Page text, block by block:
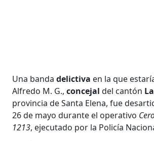
Una bandadelictiva en la que
Alfredo M. G.,concejaldel cantón
provincia de Santa Elena, fue
26 de mayo durante el operativo
1213, ejecutado por la Policía